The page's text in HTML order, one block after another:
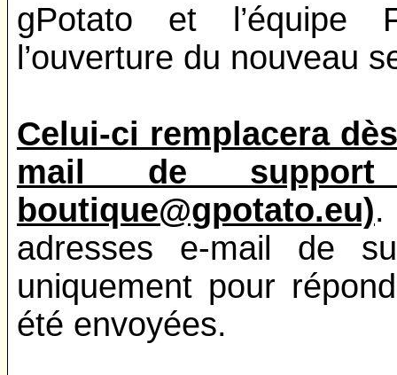
gPotato et l’équipe
l’ouverture du nouveau
Celui-ci remplacera
mail de support
boutique@gpotato.eu).
adresses e-mail de
uniquement pour
été envoyées.